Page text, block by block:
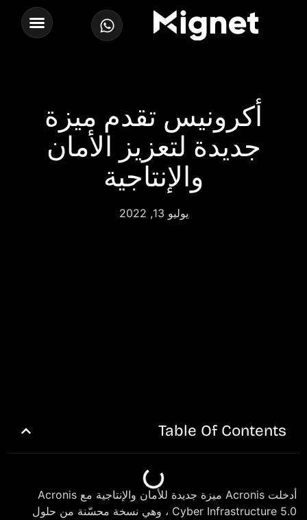
أكرونيس تقدم ميزة
جديدة لتعزيز الأمان
والإنتاجية
يوليو 13, 2022
Table Of Contents
أدخلت Acronis ميزة جديدة للأمان والإنتاجية مع Acronis
Cyber Infrastructure 5.0 ، وهي نسخة محسّنة من حلول